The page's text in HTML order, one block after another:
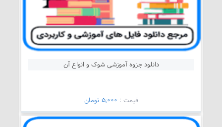
دانلود جزوه آموزشی شوک و انواع آن
قيمت :5,000تومان